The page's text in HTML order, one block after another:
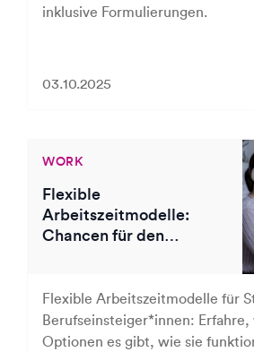
inklusive Formulierungen.
03.10.2025
WORK
Flexible
Arbeitszeitmodelle:
Chancen für den
Flexible Arbeitszeitmodelle für
Berufseinsteiger*innen: Erfahre,
Optionen es gibt, wie sie